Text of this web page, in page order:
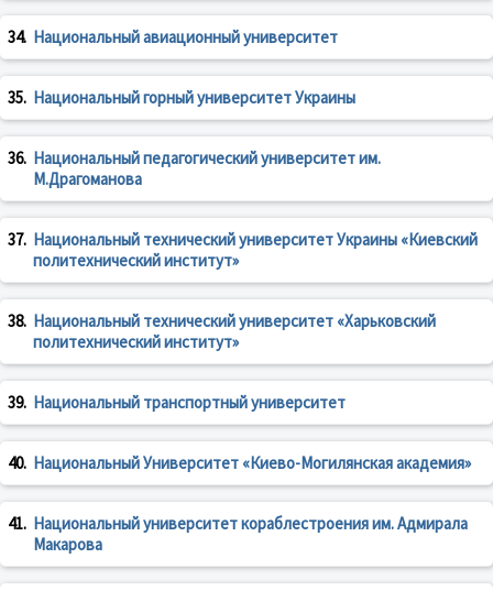
34. Национальный авиационный университет
35. Национальный горный университет Украины
36. Национальный педагогический университет им.
М.Драгоманова
37. Национальный технический университет Украины «Киевский
политехнический институт»
38. Национальный технический университет «Харьковский
политехнический институт»
39. Национальный транспортный университет
40. Национальный Университет «Киево-Могилянская академия»
41. Национальный университет кораблестроения им. Адмирала
Макарова